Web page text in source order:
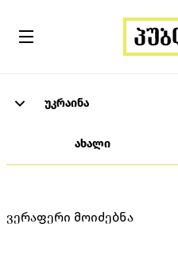
უკრაინა
ახალი
ვერაფერი მოიძებნა